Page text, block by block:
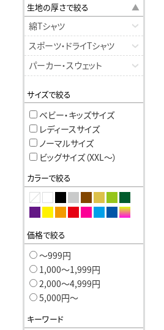
生地の厚さで絞る
綿Tシャツ
スポーツ・ドライTシャツ
パーカー・スウェット
サイズで絞る
ベビー・キッズサイズ
レディースサイズ
ノーマルサイズ
ビッグサイズ（XXL〜）
カラーで絞る
価格で絞る
〜999円
1,000〜1,999円
2,000〜4,999円
5,000円〜
キーワード